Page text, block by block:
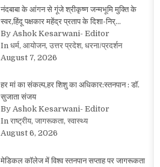
नंदबाबा के आंगन से गूंजे श्रीकृष्ण जन्मभूमि मुक्ति के
स्वर,हिंदू पक्षकार महेंद्र प्रताप के दिशा-निर्…
By Ashok Kesarwani- Editor
In धर्म, आयोजन, उत्तर प्रदेश, धरना/प्रदर्शन
August 7, 2026
हर मां का संकल्प,हर शिशु का अधिकार:स्तनपान : डॉ.
सुजाता संजय
By Ashok Kesarwani- Editor
In राष्ट्रीय, जागरूकता, स्वास्थ्य
August 6, 2026
मेडिकल कॉलेज में विश्व स्तनपान सप्ताह पर जागरूकता